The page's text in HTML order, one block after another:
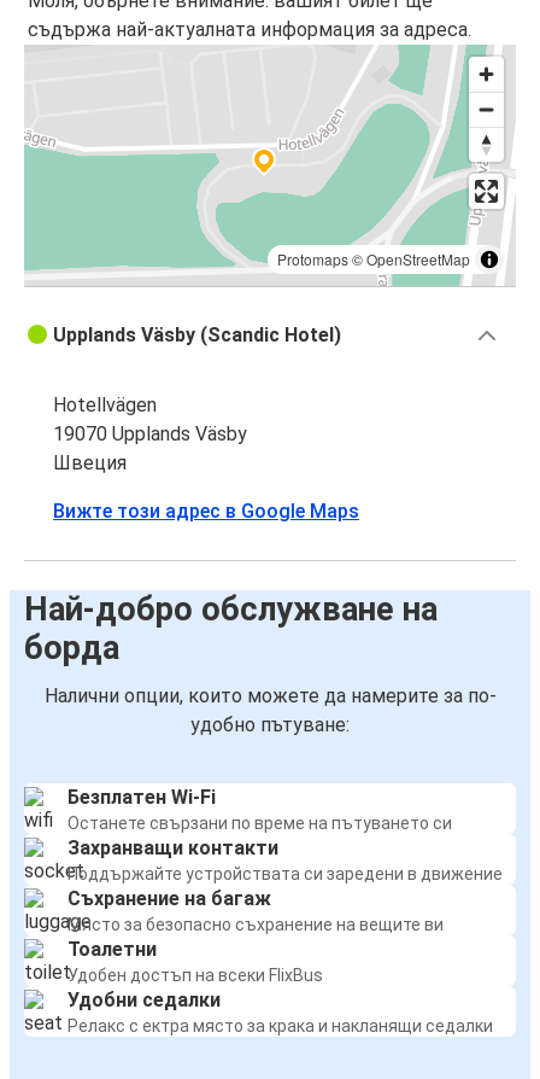
съдържа най-актуалната информация за адреса.
Protomaps©OpenStreetMap
Upplands Väsby (Scandic Hotel)
Hotellvägen
19070 Upplands Väsby
Швеция
Вижте този адрес в Google Maps
Най-добро обслужване на
борда
Налични опции, които можете да намерите за по-
удобно пътуване:
Безплатен Wi-Fi
Останете свързани по време на пътуването си
Захранващи контакти
Поддържайте устройствата си заредени в движение
Съхранение на багаж
Място за безопасно съхранение на вещите ви
Тоалетни
Удобен достъп на всеки FlixBus
Удобни седалки
Релакс с ектра място за крака и накланящи седалки